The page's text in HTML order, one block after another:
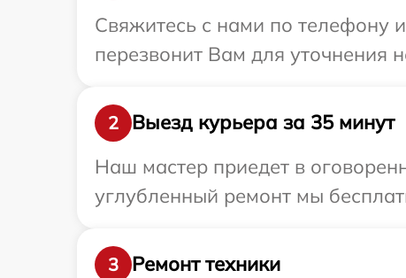
Свяжитесь с нами по телефону
перезвонит Вам для уточнения
2
Выезд курьера за 35 минут
Наш мастер приедет в
углубленный ремонт мы
3
Ремонт техники